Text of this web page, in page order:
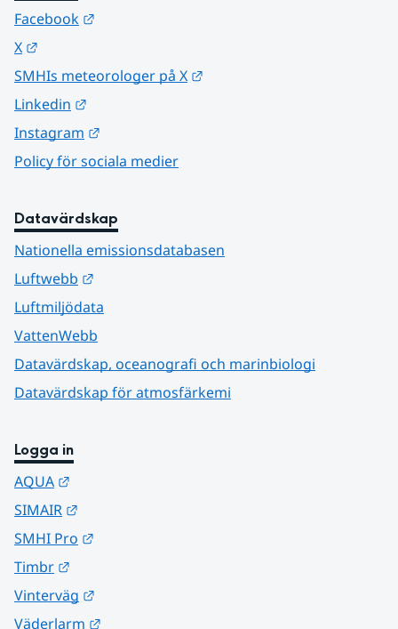
Facebook
X
SMHIs meteorologer på X
Linkedin
Instagram
Policy för sociala medier
Datavärdskap
Nationella emissionsdatabasen
Luftwebb
Luftmiljödata
VattenWebb
Datavärdskap, oceanografi och marinbiologi
Datavärdskap för atmosfärkemi
Logga in
AQUA
SIMAIR
SMHI Pro
Timbr
Vinterväg
Väderlarm